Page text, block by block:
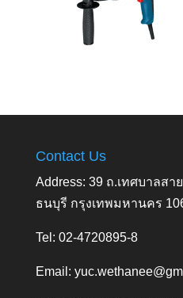
Contact Us
Address: 39 ถ.เทศบาลส
ธนบุรี กรุงเทพมหานคร
Tel: 02-4720895-8
Email: